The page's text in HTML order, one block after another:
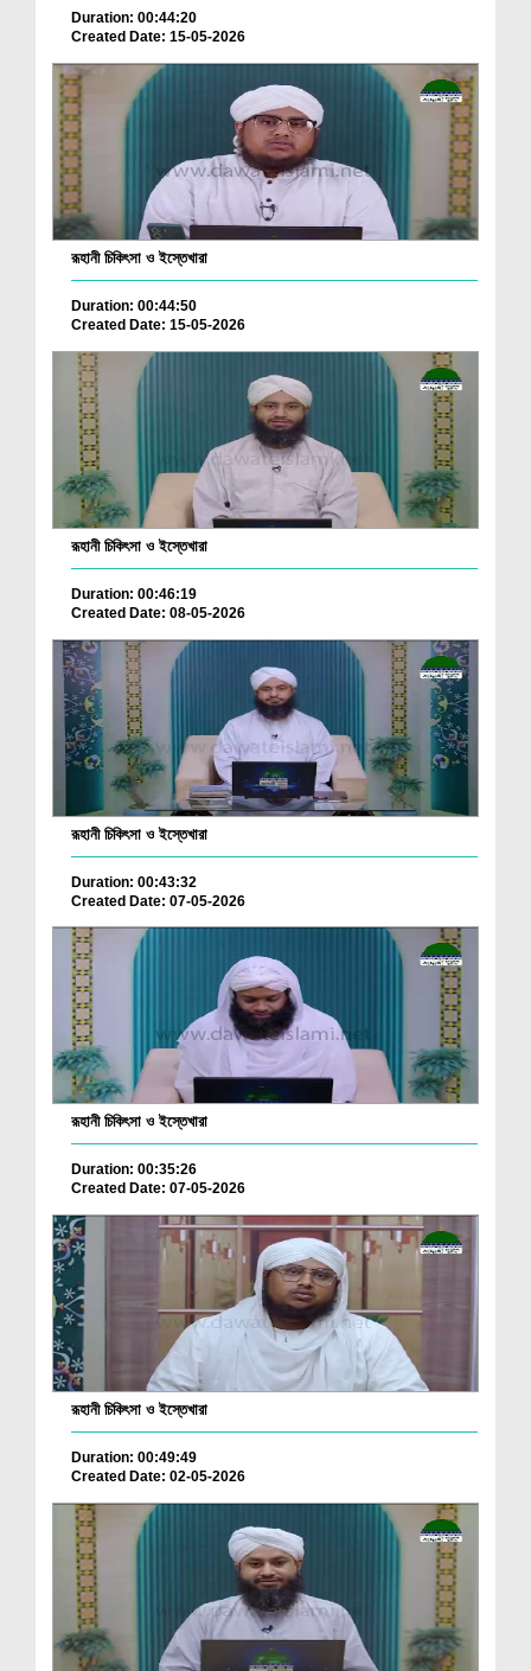
Duration: 00:44:20
Created Date: 15-05-2026
রূহানী চিকিৎসা ও ইস্তেখারা
Duration: 00:44:50
Created Date: 15-05-2026
রূহানী চিকিৎসা ও ইস্তেখারা
Duration: 00:46:19
Created Date: 08-05-2026
রূহানী চিকিৎসা ও ইস্তেখারা
Duration: 00:43:32
Created Date: 07-05-2026
রূহানী চিকিৎসা ও ইস্তেখারা
Duration: 00:35:26
Created Date: 07-05-2026
রূহানী চিকিৎসা ও ইস্তেখারা
Duration: 00:49:49
Created Date: 02-05-2026